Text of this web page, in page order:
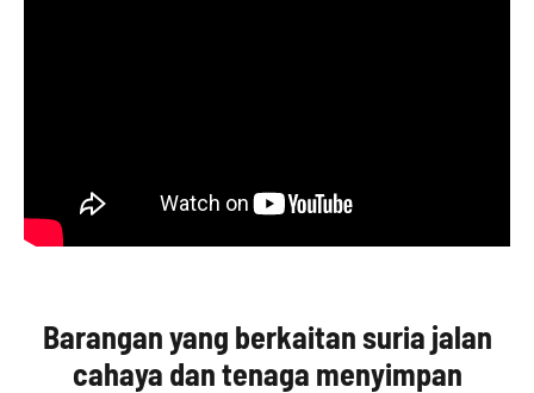
Barangan yang berkaitan suria jalan
cahaya dan tenaga menyimpan